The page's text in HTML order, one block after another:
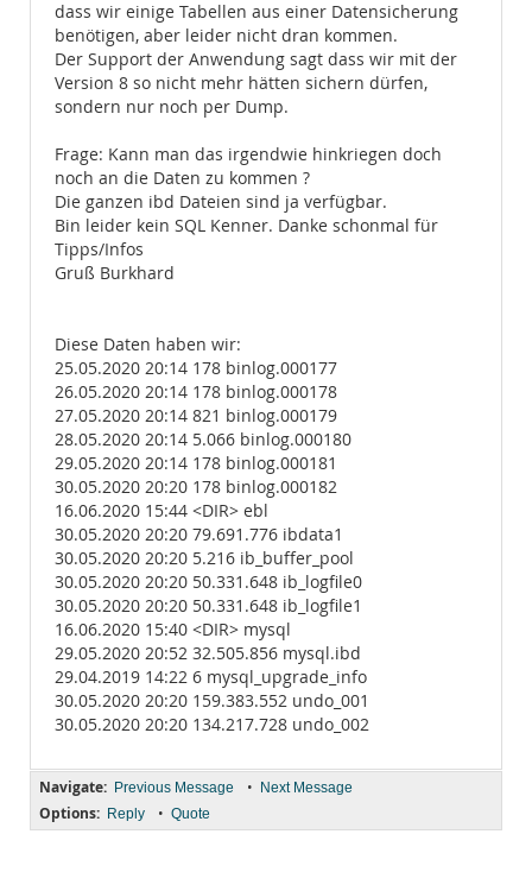
dass wir einige Tabellen aus einer Datensicherung
benötigen, aber leider nicht dran kommen.
Der Support der Anwendung sagt dass wir mit der
Version 8 so nicht mehr hätten sichern dürfen,
sondern nur noch per Dump.
Frage: Kann man das irgendwie hinkriegen doch
noch an die Daten zu kommen ?
Die ganzen ibd Dateien sind ja verfügbar.
Bin leider kein SQL Kenner. Danke schonmal für
Tipps/Infos
Gruß Burkhard
Diese Daten haben wir:
25.05.2020 20:14 178 binlog.000177
26.05.2020 20:14 178 binlog.000178
27.05.2020 20:14 821 binlog.000179
28.05.2020 20:14 5.066 binlog.000180
29.05.2020 20:14 178 binlog.000181
30.05.2020 20:20 178 binlog.000182
16.06.2020 15:44 <DIR> ebl
30.05.2020 20:20 79.691.776 ibdata1
30.05.2020 20:20 5.216 ib_buffer_pool
30.05.2020 20:20 50.331.648 ib_logfile0
30.05.2020 20:20 50.331.648 ib_logfile1
16.06.2020 15:40 <DIR> mysql
29.05.2020 20:52 32.505.856 mysql.ibd
29.04.2019 14:22 6 mysql_upgrade_info
30.05.2020 20:20 159.383.552 undo_001
30.05.2020 20:20 134.217.728 undo_002
Navigate: Previous Message • Next Message
Options: Reply • Quote